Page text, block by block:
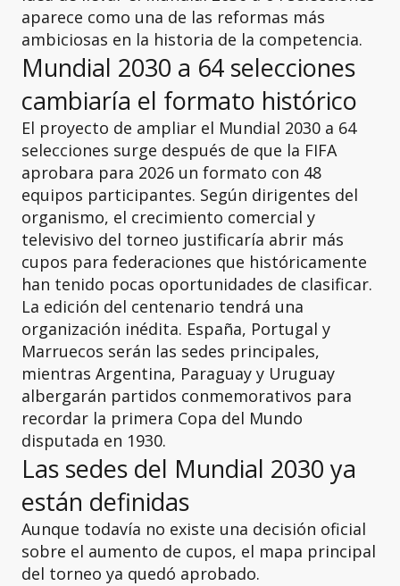
aparece como una de las reformas más
ambiciosas en la historia de la competencia.
Mundial 2030 a 64 selecciones
cambiaría el formato histórico
El proyecto de ampliar el Mundial 2030 a 64
selecciones surge después de que la FIFA
aprobara para 2026 un formato con 48
equipos participantes. Según dirigentes del
organismo, el crecimiento comercial y
televisivo del torneo justificaría abrir más
cupos para federaciones que históricamente
han tenido pocas oportunidades de clasificar.
La edición del centenario tendrá una
organización inédita. España, Portugal y
Marruecos serán las sedes principales,
mientras Argentina, Paraguay y Uruguay
albergarán partidos conmemorativos para
recordar la primera Copa del Mundo
disputada en 1930.
Las sedes del Mundial 2030 ya
están definidas
Aunque todavía no existe una decisión oficial
sobre el aumento de cupos, el mapa principal
del torneo ya quedó aprobado.